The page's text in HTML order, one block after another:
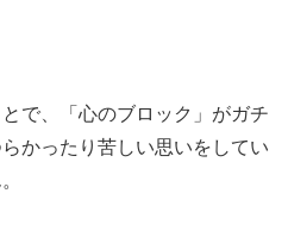
で、「心のブロック」がガチ
かったり苦しい思いをしてい